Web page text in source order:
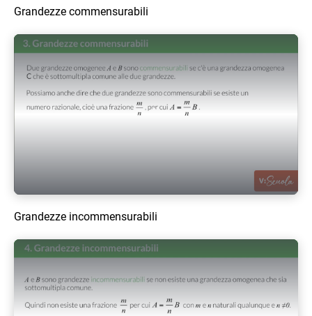
Grandezze commensurabili
Play Video
Grandezze incommensurabili